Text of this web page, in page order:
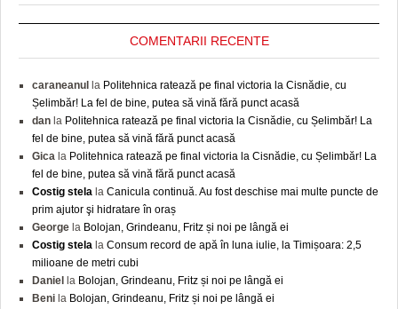
COMENTARII RECENTE
caraneanul la Politehnica ratează pe final victoria la Cisnădie, cu
Șelimbăr! La fel de bine, putea să vină fără punct acasă
dan la Politehnica ratează pe final victoria la Cisnădie, cu Șelimbăr! La
fel de bine, putea să vină fără punct acasă
Gica la Politehnica ratează pe final victoria la Cisnădie, cu Șelimbăr! La
fel de bine, putea să vină fără punct acasă
Costig stela la Canicula continuă. Au fost deschise mai multe puncte de
prim ajutor şi hidratare în oraș
George la Bolojan, Grindeanu, Fritz și noi pe lângă ei
Costig stela la Consum record de apă în luna iulie, la Timișoara: 2,5
milioane de metri cubi
Daniel
la Bolojan, Grindeanu, Fritz și noi pe lângă ei
Beni la Bolojan, Grindeanu, Fritz și noi pe lângă ei